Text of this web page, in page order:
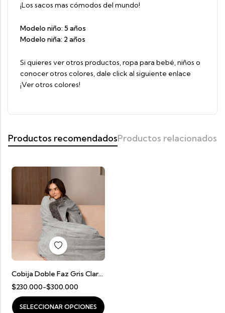
¡Los sacos mas cómodos del mundo!
Modelo niño: 5 años
Modelo niña: 2 años
Si quieres ver otros productos, ropa para bebé, niños o
conocer otros colores, dale click al siguiente enlace
¡Ver otros colores!
Productos recomendadosProductos relacionados
Cobija Doble Faz Gris Claro Con Gris Oscuro
$230.000-$300.000
SELECCIONAR OPCIONES